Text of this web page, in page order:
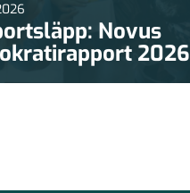
Novus
2026